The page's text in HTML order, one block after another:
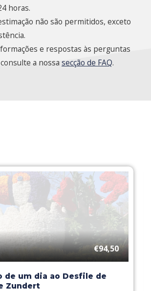
horas.
não são permitidos, exceto
e respostas às perguntas
a nossa secção de FAQ.
€94,50
de um dia ao Desfile de
Zundert